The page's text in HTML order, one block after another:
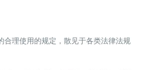
合理使用的规定，散见于各类法律法规